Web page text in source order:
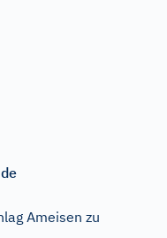
Ameisen zu